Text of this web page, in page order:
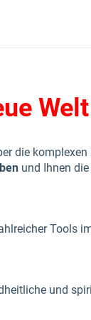
die
und Ihnen
Tools
und